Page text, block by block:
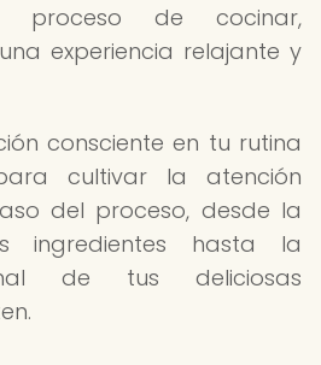
proceso de cocinar,
experiencia relajante y
consciente en tu rutina
cultivar la atención
del proceso, desde la
ingredientes hasta la
de tus deliciosas